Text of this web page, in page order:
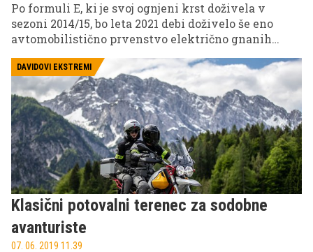
Po formuli E, ki je svoj ognjeni krst doživela v
sezoni 2014/15, bo leta 2021 debi doživelo še eno
avtomobilistično prvenstvo električno gnanih
dirkalnikov in sicer Extreme E. Po vzoru
električnih bolidov se bodo za slavo udarili
električni SUV-i, e-terenec Odyssey 21 pa je
znanilec nove dobe dirkanja po ledenikih in
puščavah.
DAVIDOVI EKSTREMI
Klasični potovalni terenec za sodobne
avanturiste
07. 06. 2019 11.39